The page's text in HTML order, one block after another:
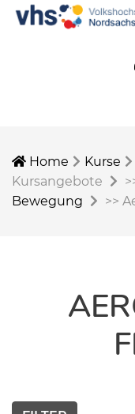
Home Kurse
Kursangebote
Bewegung
>>